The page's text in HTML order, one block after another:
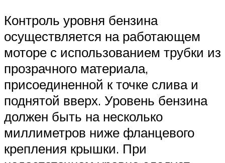
Контроль уровня бензина
осуществляется на работающем
моторе с использованием трубки из
прозрачного материала,
присоединенной к точке слива и
поднятой вверх. Уровень бензина
должен быть на несколько
миллиметров ниже фланцевого
крепления крышки. При